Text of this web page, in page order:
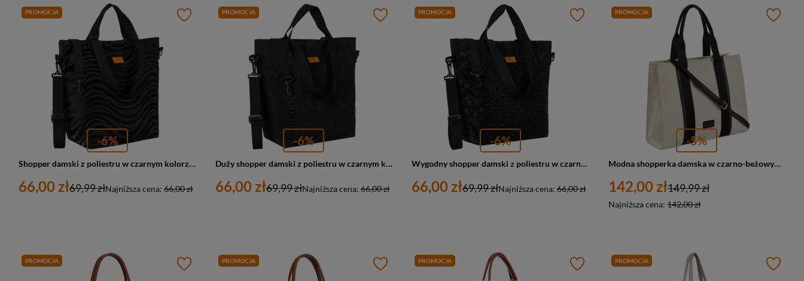
PROMOCJA
-6%
Shopper damski z poliestru w czarnym kolorze pokryty falistym wzorem - Rovicky
66,00 zł Najniższa cena: 66,00 zł
69,99 zł
PROMOCJA
-6%
Duży shopper damski z poliestru w czarnym kolorze pokryty zwierzęcym wzorem - Rovicky
66,00 zł Najniższa cena:66,00 zł
69,99 zł
PROMOCJA
-6%
Wygodny shopper damski z poliestru w czarnym kolorze - Rovicky
66,00 zł Najniższa cena: 66,00 zł
69,99 zł
PROMOCJA
-5%
Modna shopperka damska w czarno-beżowym kolorze z regulowanym paskiem - Peterson
142,00 zł
Najniższa cena:142,00 zł
149,99 zł
PROMOCJA PROMOCJA PROMOCJA PROMOCJA